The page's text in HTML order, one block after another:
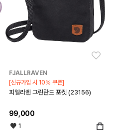
FJALLRAVEN
[신규가입 시 10% 쿠폰]
피엘라벤 그린란드 포켓 (23156)
99,000
1